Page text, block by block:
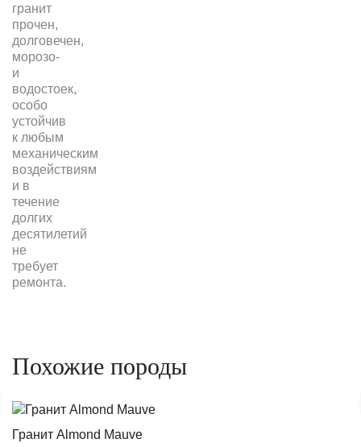
гранит
прочен,
долговечен,
морозо-
и
водостоек,
особо
устойчив
к любым
механическим
воздействиям
и в
течение
долгих
десятилетий
не
требует
ремонта.
Похожие породы
Гранит Almond Mauve